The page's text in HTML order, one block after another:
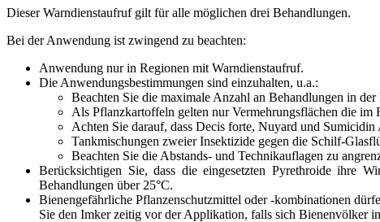
Dieser Warndienstaufruf gilt für alle möglichen drei Behandlungen.
Bei der Anwendung ist zwingend zu beachten:
Anwendung nur in Regionen mit Warndienstaufruf.
Die Anwendungsbestimmungen sind einzuhalten, u.a.:
Beachten Sie die maximale Anzahl an Behandlungen in
Als Pflanzkartoffeln gelten nur Vermehrungsflächen die im
Achten Sie darauf, dass Decis forte, Nuyard und
Tankmischungen zweier Insektizide gegen die Schilf-
Beachten Sie die Abstands- und Technikauflagen zu
Berücksichtigen Sie, dass die eingesetzten Pyrethroide ihre
Behandlungen über 25°C.
Bienengefährliche Pflanzenschutzmittel oder -kombinationen
Sie den Imker zeitig vor der Applikation, falls sich Bienenvölker